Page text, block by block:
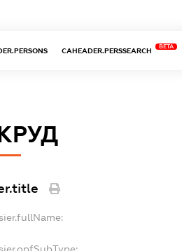
CAHEADER.PERSSEARCH
BETA